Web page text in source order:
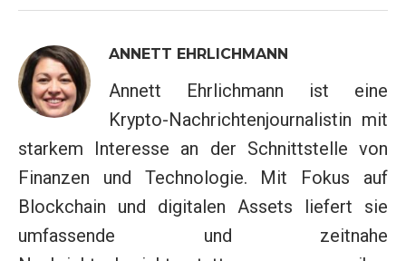
ANNETT EHRLICHMANN
Annett Ehrlichmann ist eine
Krypto-Nachrichtenjournalistin mit
starkem Interesse an der Schnittstelle von
Finanzen und Technologie. Mit Fokus auf
Blockchain und digitalen Assets liefert sie
umfassende und zeitnahe